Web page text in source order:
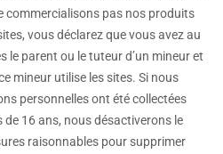
commercialisons pas nos produits
vous déclarez que vous avez au
le parent ou le tuteur d’un mineur et
mineur utilise les sites. Si nous
personnelles ont été collectées
16 ans, nous désactiverons le
raisonnables pour supprimer